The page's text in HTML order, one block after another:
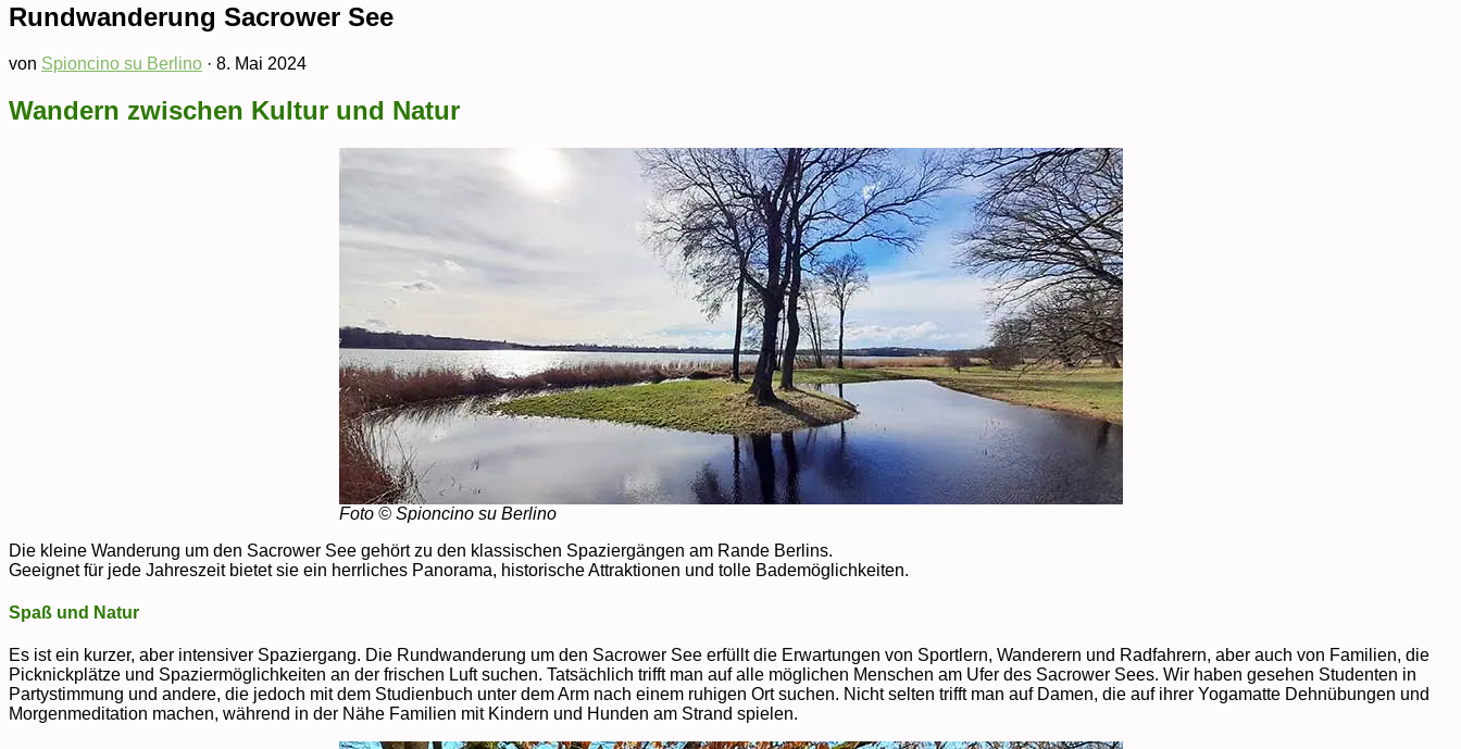
Rundwanderung Sacrower See
von Spioncino su Berlino · 8. Mai 2024
Wandern zwischen Kultur und Natur
Foto © Spioncino su Berlino
Die kleine Wanderung um den Sacrower See gehört zu den klassischen Spaziergängen am Rande Berlins.
Geeignet für jede Jahreszeit bietet sie ein herrliches Panorama, historische Attraktionen und tolle Bademöglichkeiten.
Spaß und Natur
Es ist ein kurzer, aber intensiver Spaziergang. Die Rundwanderung um den Sacrower See erfüllt die Erwartungen von Sportlern, Wanderern und Radfahrern, aber auch von Familien, die
Picknickplätze und Spaziermöglichkeiten an der frischen Luft suchen. Tatsächlich trifft man auf alle möglichen Menschen am Ufer des Sacrower Sees. Wir haben gesehen Studenten in
Partystimmung und andere, die jedoch mit dem Studienbuch unter dem Arm nach einem ruhigen Ort suchen. Nicht selten trifft man auf Damen, die auf ihrer Yogamatte Dehnübungen und
Morgenmeditation machen, während in der Nähe Familien mit Kindern und Hunden am Strand spielen.